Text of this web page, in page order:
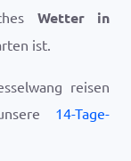
Wetter in
ist.
reisen
14-Tage-